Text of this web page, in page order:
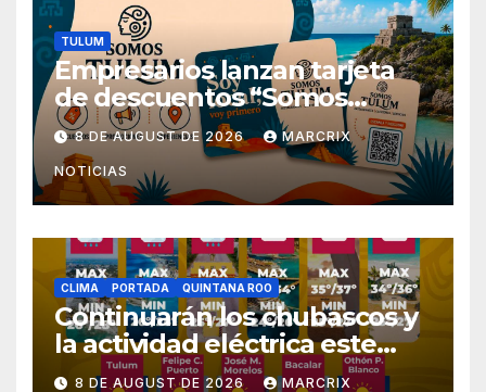
TULUM
Empresarios lanzan tarjeta
de descuentos “Somos
Tulum” para reactivar la
economía
8 DE AUGUST DE 2026 MARCRIX
NOTICIAS
CLIMA PORTADA QUINTANA ROO
Continuarán los chubascos y
la actividad eléctrica este
sábado en Quintana Roo
8 DE AUGUST DE 2026 MARCRIX